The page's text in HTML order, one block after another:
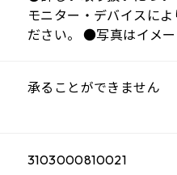
モニター・デバイスに
ださい。 ●写真はイメ
承ることができません
3103000810021